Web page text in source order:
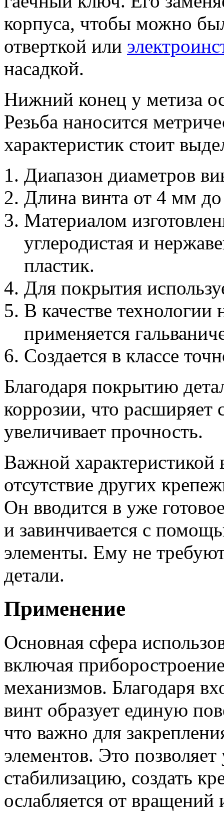
корпуса, чтобы можно
отверткой или
насадкой.
Нижний конец у метиза
Резьба наносится
характеристик стоит
Диапазон диаметров
Длина винта от 4 мм
Материалом
углеродистая и
пластик.
Для покрытия
В качестве
применяется
Создается в классе
Благодаря покрытию
коррозии, что расширяет
увеличивает прочность.
Важной
отсутствие других
Он вводится в уже
и завинчивается с
элементы. Ему не
детали.
Применение
Основная сфера
включая
механизмов. Благодаря
винт образует единую
что важно для
элементов. Это
стабилизацию, создать
ослабляется от